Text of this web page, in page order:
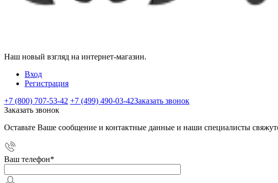
Наш новый взгляд на интернет-магазин.
Вход
Регистрация
+7 (800) 707-53-42 +7 (499) 490-03-42Заказать звонок
Заказать звонок
Оставьте Ваше сообщение и контактные данные и наши специалисты
Ваш телефон*